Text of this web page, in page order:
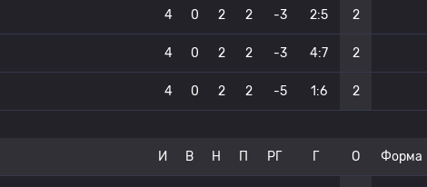
4 0 2 2 -3 2:5 2
4 0 2 2 -3 4:7 2
4 0 2 2 -5 1:6 2
И В Н П РГ Г О Форма